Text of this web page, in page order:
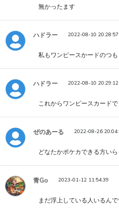
無かったます
ハドラー 2022-08-10 20:28:57
私もワンピースかードのつ
ハドラー 2022-08-10 20:29:12
これからワンピースカード
ぜのあーる 2022-08-26
どなたかポケカできる方い
青Go 2023-01-12 11:54:39
まだ浮上している人いるんで